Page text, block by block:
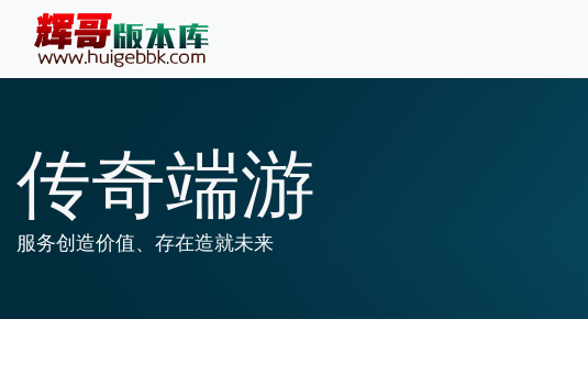
传奇端游
服务创造价值、存在造就未来